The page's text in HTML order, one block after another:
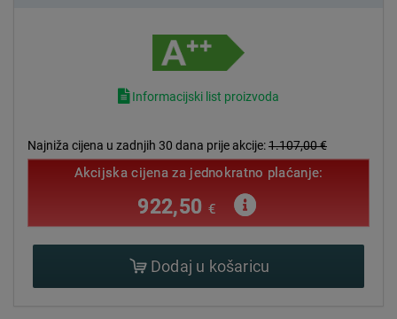
Informacijski list proizvoda
Najniža cijena u zadnjih 30 dana prije akcije:1.107,00 €
Akcijska cijena za jednokratno plaćanje:
922,50 €
Dodaj u košaricu